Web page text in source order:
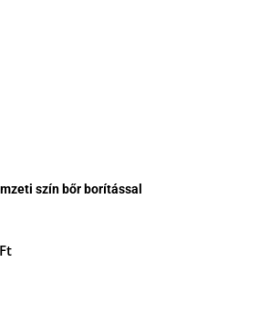
szín bőr borítással
FtCurrent